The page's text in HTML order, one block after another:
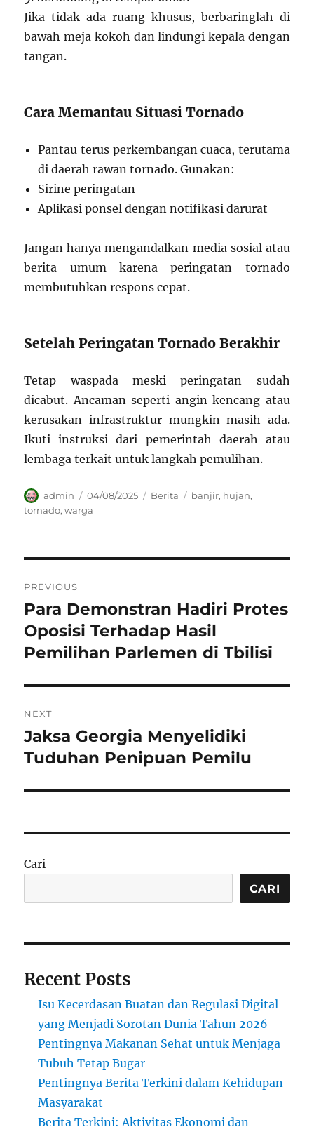
Jika tidak ada ruang khusus, berbaringlah di
bawah meja kokoh dan lindungi kepala dengan
tangan.
Cara Memantau Situasi Tornado
Pantau terus perkembangan cuaca, terutama
di daerah rawan tornado. Gunakan:
Sirine peringatan
Aplikasi ponsel dengan notifikasi darurat
Jangan hanya mengandalkan media sosial atau
berita umum karena peringatan tornado
membutuhkan respons cepat.
Setelah Peringatan Tornado Berakhir
Tetap waspada meski peringatan sudah
dicabut. Ancaman seperti angin kencang atau
kerusakan infrastruktur mungkin masih ada.
Ikuti instruksi dari pemerintah daerah atau
lembaga terkait untuk langkah pemulihan.
Author
admin
Posted
on
04/08/2025 Categories
Berita Tags
banjir, hujan,
tornado,warga
pos
PREVIOUS
Previous
post:
Para Demonstran Hadiri Protes
Oposisi Terhadap Hasil
Pemilihan Parlemen di Tbilisi
NEXT
Next
post:
Jaksa Georgia Menyelidiki
Tuduhan Penipuan Pemilu
Cari
CARI
Recent Posts
Isu Kecerdasan Buatan dan Regulasi Digital
yang Menjadi Sorotan Dunia Tahun 2026
Pentingnya Makanan Sehat untuk Menjaga
Tubuh Tetap Bugar
Pentingnya Berita Terkini dalam Kehidupan
Masyarakat
Berita Terkini: Aktivitas Ekonomi dan